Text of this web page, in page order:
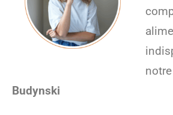
Budynski